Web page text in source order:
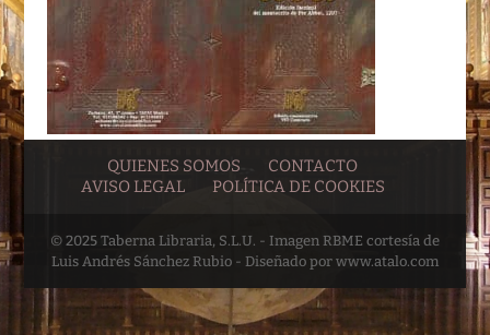
QUIENES SOMOS
CONTACTO
AVISO LEGAL
POLÍTICA DE COOKIES
© 2025 Taberna Libraria, S.L.U. - Imagen RBME cortesía de
Luis Andrés Sánchez Rubio - Diseñado por www.atalo.com